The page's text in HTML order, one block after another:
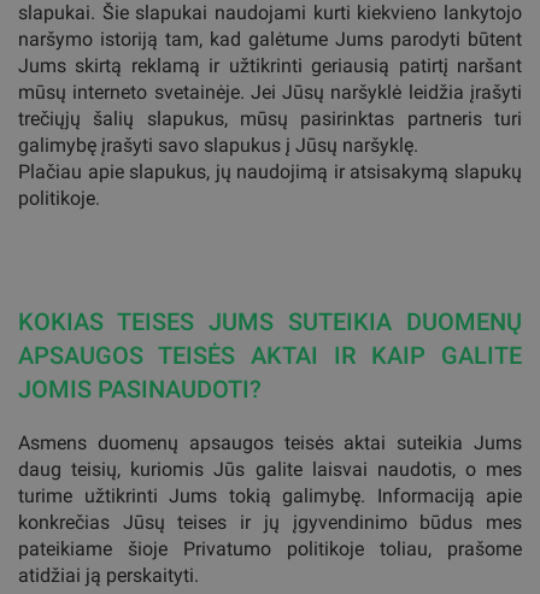
slapukai. Šie slapukai naudojami kurti kiekvieno lankytojo
naršymo istoriją tam, kad galėtume Jums parodyti būtent
Jums skirtą reklamą ir užtikrinti geriausią patirtį naršant
mūsų interneto svetainėje. Jei Jūsų naršyklė leidžia įrašyti
trečiųjų šalių slapukus, mūsų pasirinktas partneris turi
galimybę įrašyti savo slapukus į Jūsų naršyklę.
Plačiau apie slapukus, jų naudojimą ir atsisakymą slapukų
politikoje.
KOKIAS TEISES JUMS SUTEIKIA DUOMENŲ
APSAUGOS TEISĖS AKTAI IR KAIP GALITE
JOMIS PASINAUDOTI?
Asmens duomenų apsaugos teisės aktai suteikia Jums
daug teisių, kuriomis Jūs galite laisvai naudotis, o mes
turime užtikrinti Jums tokią galimybę. Informaciją apie
konkrečias Jūsų teises ir jų įgyvendinimo būdus mes
pateikiame šioje Privatumo politikoje toliau, prašome
atidžiai ją perskaityti.